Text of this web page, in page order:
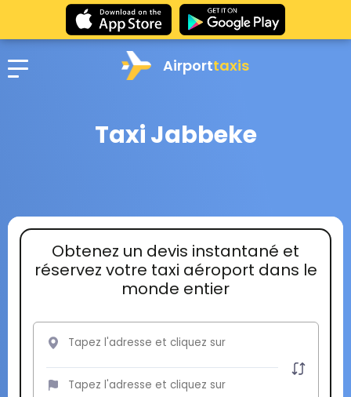
Airporttaxis
Taxi Jabbeke
Obtenez un devis instantané et
réservez votre taxi aéroport dans le
monde entier